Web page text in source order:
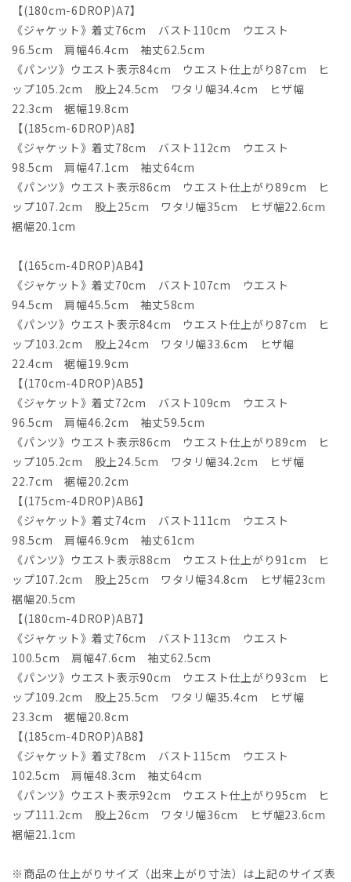
【(180cm-6DROP)A7】
《ジャケット》着丈76cm バスト110cm ウエスト
96.5cm 肩幅46.4cm 袖丈62.5cm
《パンツ》ウエスト表示84cm ウエスト仕上がり87cm ヒ
ップ105.2cm 股上24.5cm ワタリ幅34.4cm ヒザ幅
22.3cm 裾幅19.8cm
【(185cm-6DROP)A8】
《ジャケット》着丈78cm バスト112cm ウエスト
98.5cm 肩幅47.1cm 袖丈64cm
《パンツ》ウエスト表示86cm ウエスト仕上がり89cm ヒ
ップ107.2cm 股上25cm ワタリ幅35cm ヒザ幅22.6cm
裾幅20.1cm
【(165cm-4DROP)AB4】
《ジャケット》着丈70cm バスト107cm ウエスト
94.5cm 肩幅45.5cm 袖丈58cm
《パンツ》ウエスト表示84cm ウエスト仕上がり87cm ヒ
ップ103.2cm 股上24cm ワタリ幅33.6cm ヒザ幅
22.4cm 裾幅19.9cm
【(170cm-4DROP)AB5】
《ジャケット》着丈72cm バスト109cm ウエスト
96.5cm 肩幅46.2cm 袖丈59.5cm
《パンツ》ウエスト表示86cm ウエスト仕上がり89cm ヒ
ップ105.2cm 股上24.5cm ワタリ幅34.2cm ヒザ幅
22.7cm 裾幅20.2cm
【(175cm-4DROP)AB6】
《ジャケット》着丈74cm バスト111cm ウエスト
98.5cm 肩幅46.9cm 袖丈61cm
《パンツ》ウエスト表示88cm ウエスト仕上がり91cm ヒ
ップ107.2cm 股上25cm ワタリ幅34.8cm ヒザ幅23cm
裾幅20.5cm
【(180cm-4DROP)AB7】
《ジャケット》着丈76cm バスト113cm ウエスト
100.5cm 肩幅47.6cm 袖丈62.5cm
《パンツ》ウエスト表示90cm ウエスト仕上がり93cm ヒ
ップ109.2cm 股上25.5cm ワタリ幅35.4cm ヒザ幅
23.3cm 裾幅20.8cm
【(185cm-4DROP)AB8】
《ジャケット》着丈78cm バスト115cm ウエスト
102.5cm 肩幅48.3cm 袖丈64cm
《パンツ》ウエスト表示92cm ウエスト仕上がり95cm ヒ
ップ111.2cm 股上26cm ワタリ幅36cm ヒザ幅23.6cm
裾幅21.1cm
※商品の仕上がりサイズ（出来上がり寸法）は上記のサイズ表